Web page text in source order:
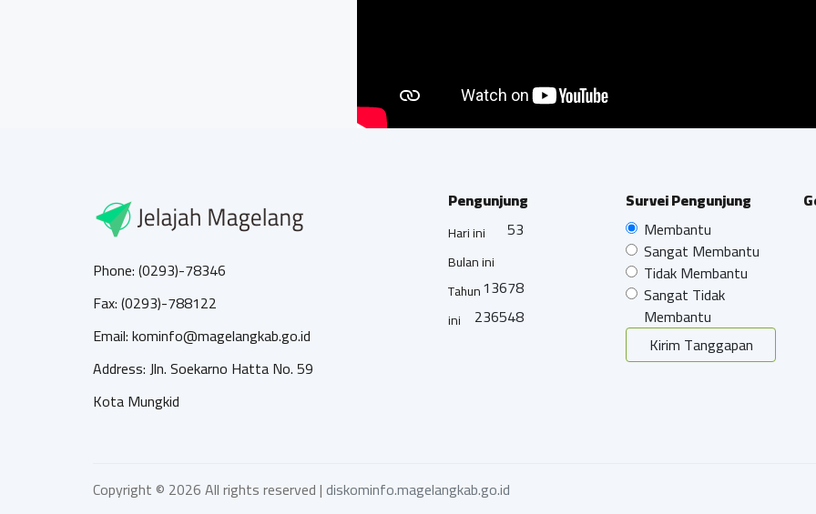
Phone: (0293)-78346
Fax: (0293)-788122
Email: kominfo@magelangkab.go.id
Address: Jln. Soekarno Hatta No. 59
Kota Mungkid
Pengunjung
Hari ini 53
Bulan ini
13678
Tahun
ini
236548
Survei Pengunjung
Membantu
Sangat Membantu
Tidak Membantu
Sangat Tidak
Membantu
Kirim Tanggapan
Copyright © 2026 All rights reserved |diskominfo.magelangkab.go.id